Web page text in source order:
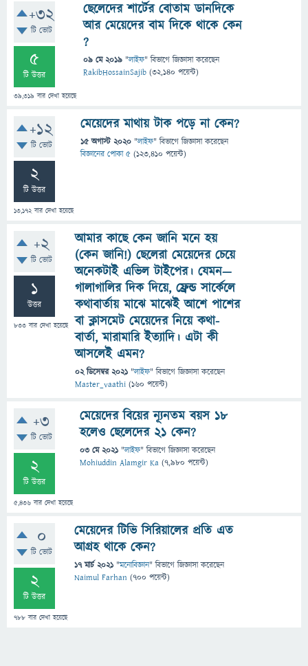
+32
টি ভোট
5
টি উত্তর
39,319 বার দেখা হয়েছে
ছেলেদের শার্টের বোতাম ডানদিকে
আর মেয়েদের বাম দিকে থাকে কেন
?
09 মে 2019 "লাইফ" বিভাগে জিজ্ঞাসাকরেছেন
RakibHossainSajib (32,140 পয়েন্ট)
+12
টি ভোট
2
টি উত্তর
13,172বার দেখা হয়েছে
মেয়েদের মাথায় টাক পড়ে না কেন?
15 অগাস্ট 2020 "লাইফ" বিভাগে জিজ্ঞাসাকরেছেন
বিজ্ঞানের পোকা ৫ (123,410 পয়েন্ট)
+2
টি ভোট
1
উত্তর
833 বার দেখা হয়েছে
আমার কাছে কেন জানি মনে হয়
(কেন জানি!) ছেলেরা মেয়েদের চেয়ে
অনেকটাই এভিল টাইপের। যেমন—
গালাগালির দিক দিয়ে, ফ্রেন্ড সার্কেলে
কথাবার্তায় মাঝে মাঝেই আশে পাশের
বা ক্লাসমেট মেয়েদের নিয়ে কথা-
বার্তা, মারামারি ইত্যাদি। এটা কী
আসলেই এমন?
02 ডিসেম্বর 2021 "লাইফ" বিভাগে জিজ্ঞাসাকরেছেন
Master_vaathi (160 পয়েন্ট)
+3
টি ভোট
2
টি উত্তর
5,436 বার দেখা হয়েছে
মেয়েদের বিয়ের ন্যূনতম বয়স ১৮
হলেও ছেলেদের ২১ কেন?
03 মে 2021 "লাইফ" বিভাগে জিজ্ঞাসাকরেছেন
Mohiuddin Alamgir Ka (7,980 পয়েন্ট)
0
টি ভোট
2
টি উত্তর
788 বার দেখা হয়েছে
মেয়েদের টিভি সিরিয়ালের প্রতি এত
আগ্রহ থাকে কেন?
17 মার্চ 2021 "মনোবিজ্ঞান" বিভাগে জিজ্ঞাসাকরেছেন
Naimul Farhan (700 পয়েন্ট)